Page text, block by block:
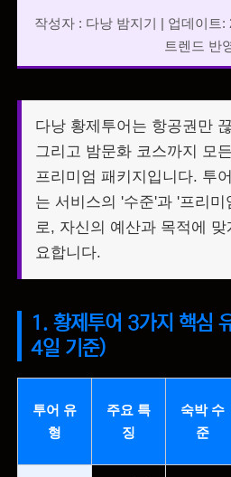
작성자 : 다낭 밤지기 | 업데이트:
트렌드 반
다낭 황제투어는 항공권만
그리고 밤문화 코스까지 모
프리미엄 패키지입니다. 투
는 서비스의 '수준'과 '프리
로, 자신의 예산과 목적에
요합니다.
1. 황제투어 3가지 핵심
4일 기준)
투어 유
형
주요 특
징
숙박 수
준